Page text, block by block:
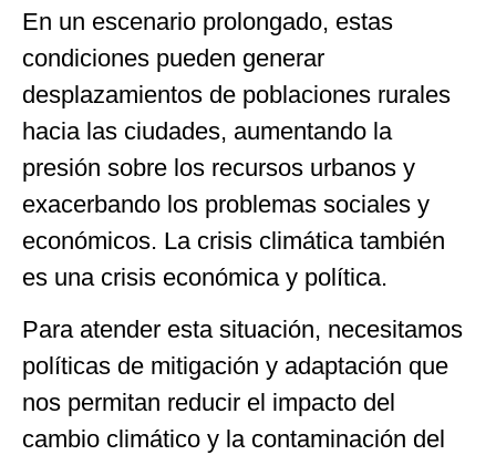
En un escenario prolongado, estas
condiciones pueden generar
desplazamientos de poblaciones rurales
hacia las ciudades, aumentando la
presión sobre los recursos urbanos y
exacerbando los problemas sociales y
económicos. La crisis climática también
es una crisis económica y política.
Para atender esta situación, necesitamos
políticas de mitigación y adaptación que
nos permitan reducir el impacto del
cambio climático y la contaminación del